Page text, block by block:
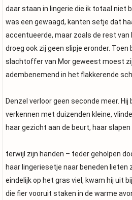
daar staan in lingerie die ik totaal niet
was een gewaagd, kanten setje dat
accentueerde, maar zoals de rest van
droeg ook zij geen slipje eronder.
slachtoffer van Mor geweest moest
adembenemend in het flakkerende
Denzel verloor geen seconde meer.
verkennen met duizenden kleine,
haar gezicht aan de beurt, haar slapen
terwijl zijn handen – teder geholpen
haar lingeriesetje naar beneden lieten
eindelijk op het gras viel, kwam hij uit
die fier vooruit staken in de warme